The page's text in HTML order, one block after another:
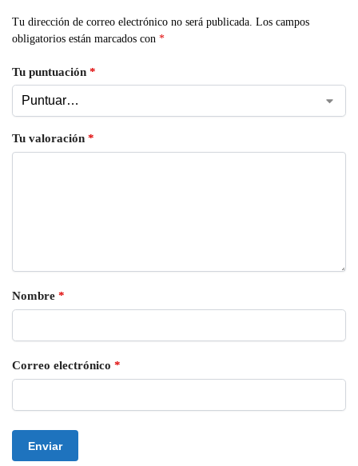
Tu dirección de correo electrónico no será publicada. Los campos
obligatorios están marcados con *
Tu puntuación *
Tu valoración *
Nombre *
Correo electrónico *